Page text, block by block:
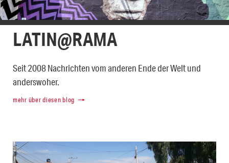
LATIN@RAMA
Seit 2008 Nachrichten vom anderen Ende der Welt und
anderswoher.
mehr über diesen blog